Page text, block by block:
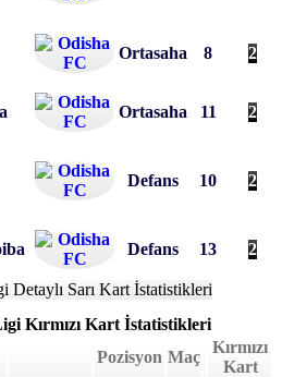
Ortasaha 8 2
Ortasaha 11 2
Defans 10 2
Defans 13 2
Detaylı Sarı Kart İstatistikleri
Kırmızı Kart İstatistikleri
Pozisyon Maç
Kırmızı
Kart